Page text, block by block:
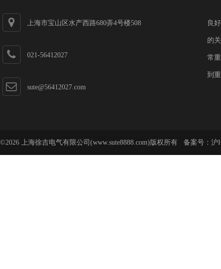
上海市宝山区水产西路680弄4号楼508
021-56412027
sute@56412027.com
良
的
常
到
©2026 上海徐吉电气有限公司(www.sute8888.com)版权所有 备案号： 沪